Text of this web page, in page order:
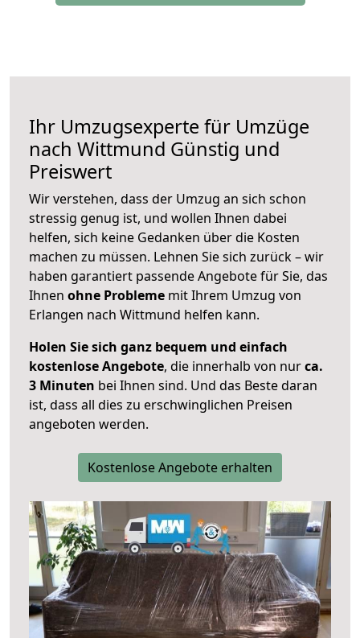
Ihr Umzugsexperte für Umzüge
nach Wittmund Günstig und
Preiswert
Wir verstehen, dass der Umzug an sich schon
stressig genug ist, und wollen Ihnen dabei
helfen, sich keine Gedanken über die Kosten
machen zu müssen. Lehnen Sie sich zurück – wir
haben garantiert passende Angebote für Sie, das
Ihnen ohne Probleme mit Ihrem Umzug von
Erlangen nach Wittmund helfen kann.
Holen Sie sich ganz bequem und einfach
kostenlose Angebote, die innerhalb von nurca.
3 Minuten bei Ihnen sind. Und das Beste daran
ist, dass all dies zu erschwinglichen Preisen
angeboten werden.
Kostenlose Angebote erhalten